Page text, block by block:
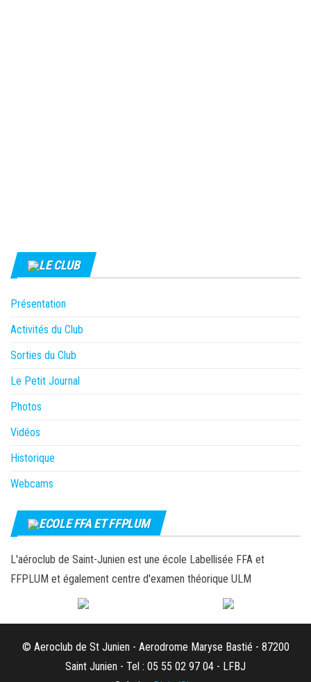
LE CLUB
Présentation
Activités du Club
Sorties du Club
Le Petit Journal
Photos
Vidéos
Historique
Webcams
ECOLE FFA ET FFPLUM
L'aéroclub de Saint-Junien est une école Labellisée FFA et
FFPLUM et également centre d'examen théorique ULM
© Aeroclub de St Junien - Aerodrome Maryse Bastié - 87200
Saint Junien - Tel : 05 55 02 97 04 - LFBJ